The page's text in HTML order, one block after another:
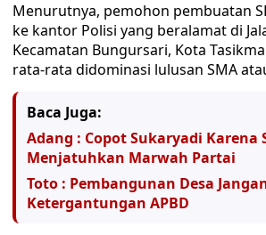
Menurutnya, pemohon pembuatan
ke kantor Polisi yang beralamat di
Kecamatan Bungursari, Kota
rata-rata didominasi lulusan SMA
Baca Juga:
Adang : Copot Sukaryadi Karena
Menjatuhkan Marwah Partai
Toto : Pembangunan Desa
Ketergantungan APBD